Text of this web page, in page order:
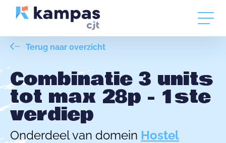
Terug naar overzicht
Combinatie 3 units
tot max 28p - 1ste
verdiep
Onderdeel van domein Hostel